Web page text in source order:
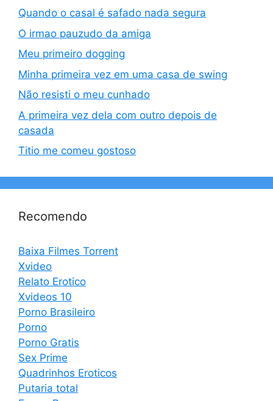
Quando o casal é safado nada segura
O irmao pauzudo da amiga
Meu primeiro dogging
Minha primeira vez em uma casa de swing
Não resisti o meu cunhado
A primeira vez dela com outro depois de
casada
Titio me comeu gostoso
Recomendo
Baixa Filmes Torrent
Xvideo
Relato Erotico
Xvideos 10
Porno Brasileiro
Porno
Porno Gratis
Sex Prime
Quadrinhos Eroticos
Putaria total